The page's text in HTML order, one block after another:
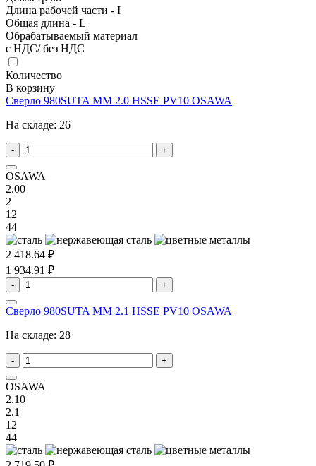
Длина рабочей части - I
Общая длина - L
Обрабатываемый материал
с НДС/ без НДС
Количество
В корзину
Сверло 980SUTA MM 2.0 HSSE PV10 OSAWA
На складе: 26
- +
OSAWA
2.00
2
12
44
2 418.64 ₽
1 934.91 ₽
- +
Сверло 980SUTA MM 2.1 HSSE PV10 OSAWA
На складе: 28
- +
OSAWA
2.10
2.1
12
44